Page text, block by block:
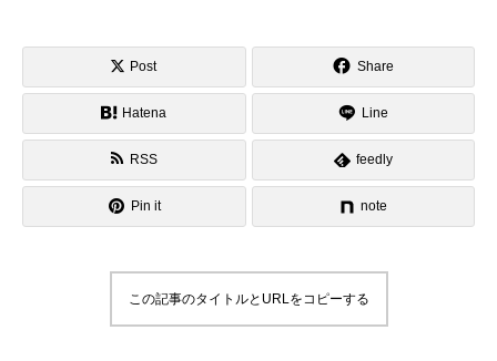
Post Share
Hatena Line
RSS feedly
Pin it note
この記事のタイトルとURLをコピーする